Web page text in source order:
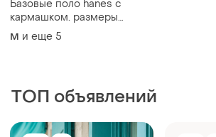
Базовые поло hanes с
кармашком. размеры
полномерные, прибыли из
новые, без бирок.
M и еще 5
ТОП объявлений